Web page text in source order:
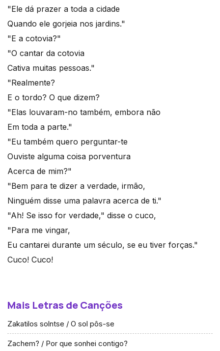
"Ele dá prazer a toda a cidade
Quando ele gorjeia nos jardins."
"E a cotovia?"
"O cantar da cotovia
Cativa muitas pessoas."
"Realmente?
E o tordo? O que dizem?
"Elas louvaram-no também, embora não
Em toda a parte."
"Eu também quero perguntar-te
Ouviste alguma coisa porventura
Acerca de mim?"
"Bem para te dizer a verdade, irmão,
Ninguém disse uma palavra acerca de ti."
"Ah! Se isso for verdade," disse o cuco,
"Para me vingar,
Eu cantarei durante um século, se eu tiver forças."
Cuco! Cuco!
Mais Letras de Canções
Zakatilos solntse / O sol pôs-se
Zachem? / Por que sonhei contigo?